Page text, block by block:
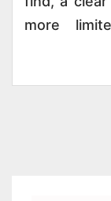
more